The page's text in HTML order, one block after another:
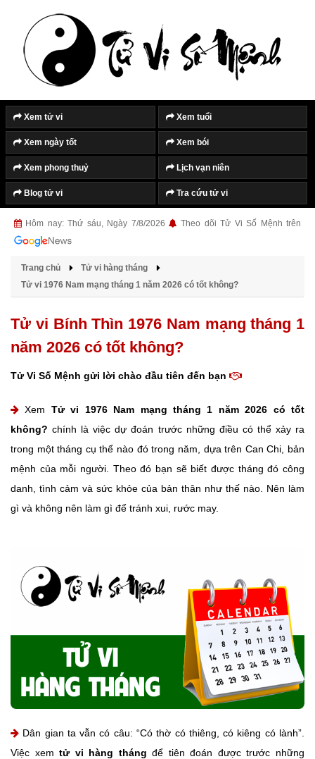
Xem tử vi Xem tuổi
Xem ngày tốt Xem bói
Xem phong thuỷ Lịch vạn niên
Blog tử vi Tra cứu tử vi
Hôm nay: Thứ sáu, Ngày 7/8/2026 Theo dõi Tử Vi Số Mệnh trên
Trang chủ
Tử vi hàng tháng
Tử vi 1976 Nam mạng tháng 1 năm 2026 có tốt không?
Tử vi Bính Thìn 1976 Nam mạng tháng 1
năm 2026 có tốt không?
Tử Vi Số Mệnh gửi lời chào đầu tiên đến bạn
Xem Tử vi 1976 Nam mạng tháng 1 năm 2026 có tốt
không? chính là việc dự đoán trước những điều có thể xảy ra
trong một tháng cụ thể nào đó trong năm, dựa trên Can Chi, bản
mệnh của mỗi người. Theo đó bạn sẽ biết được tháng đó công
danh, tình cảm và sức khỏe của bản thân như thế nào. Nên làm
gì và không nên làm gì để tránh xui, rước may.
Dân gian ta vẫn có câu: “Có thờ có thiêng, có kiêng có lành”.
Việc xemtử vi hàng tháng để tiên đoán được trước những